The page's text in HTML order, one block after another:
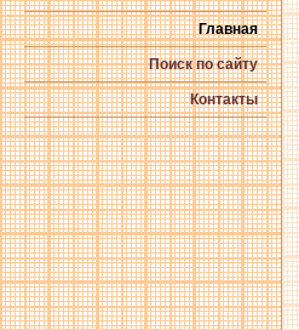
Главная
Поиск по сайту
Контакты